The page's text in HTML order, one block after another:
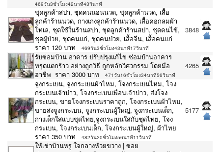
469วัน3ชั่วโมง42นาที43วินาที
ชุดลูกค้าสปา, ชุดคนนอนนวด, ชุดลูกค้านวด, เสื้อ
ลูกค้าร้านนวด, กางเกงลูกค้าร้านนวด, เสื้อคอกลมผ้า
โทเล, ชุดใช้ในร้านสปา, ชุดลูกค้าร้านสปา, ชุดคนไข้,
ชุดผู้ป่วย, ชุดคนแก่, ชุดคนป่วย, เสื้อจีน, เสื้อคนแก่
ราคา 120 บาท
469วัน3ชั่วโมง43นาที17วินาที
3848
รับซ่อมบ้าน อาคาร ปรับปรุงแก้ไข ซ่อมบ้านอาคาร
ทรุดแตกร้าว อย่างถูกวิธี ถูกหลักวิศวกรรม โดยมือ
อาชีพ ราคา 3000 บาท
471วัน16ชั่วโมง34นาที56วินาที
4265
จูงกระเบน, จูงกระเบนผ้าไหม, โจงกระเบนไหม, โจง
กระเบนเจ้าบ่าว, โจงกระเบนเพื่อนเจ้าบ่าว, ส่งโจง
กระเบน, ขายโจงกระเบนราคาถูก, โจงกระเบนผ้าไหม,
ขายส่งจูงกระเบน, จูงกระเบนผู้ใหญ่, จูงกระเบนเด็ก,
กางเด็กใส่แบบชุดไทย,จูงกระเบนใส่กับชุดไทย, โจง
กระเบน, โจงกระเบนเด็ก, โจงกระเบนผู้ใหญ่, ผ้าไทย
ราคา 350 บาท
482วัน20ชั่วโมง56นาที11วินาที
5177
ให้เช่าบ้านหรู ใจกลางห้วยขวาง | ซอย